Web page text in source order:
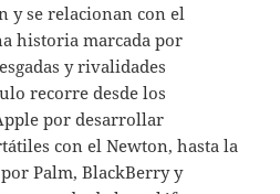
y se relacionan con el
historia marcada por
y rivalidades
recorre desde los
por desarrollar
con el Newton, hasta la
Palm, BlackBerry y